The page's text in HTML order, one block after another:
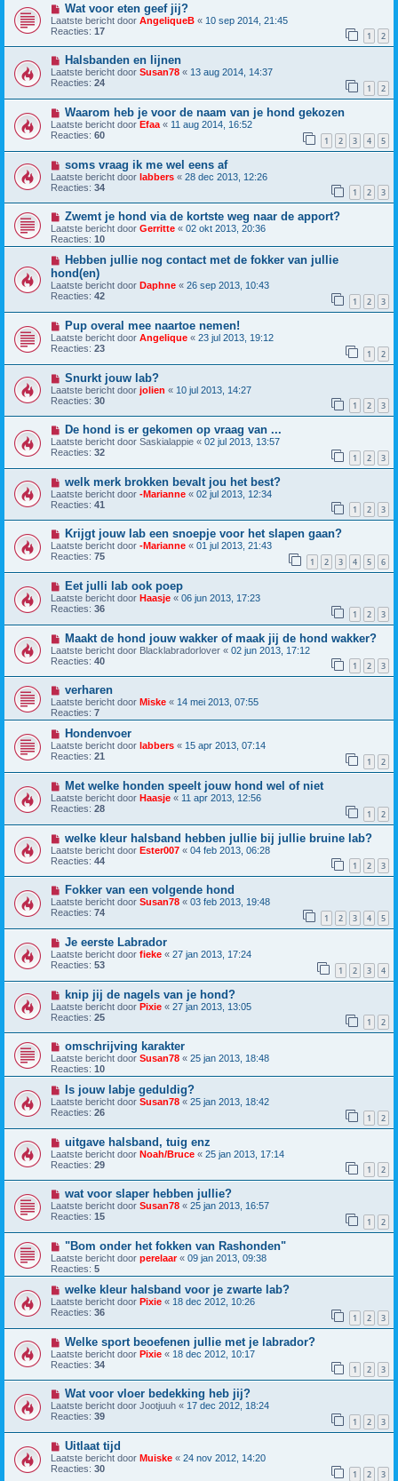
Wat voor eten geef jij?
Laatste bericht door AngeliqueB « 10 sep 2014, 21:45
Reacties: 17 1 2
Halsbanden en lijnen
Laatste bericht door Susan78 « 13 aug 2014, 14:37
Reacties: 24 1 2
Waarom heb je voor de naam van je hond gekozen
Laatste bericht door Efaa « 11 aug 2014, 16:52
Reacties: 60 1 2 3 4 5
soms vraag ik me wel eens af
Laatste bericht door labbers « 28 dec 2013, 12:26
Reacties: 34 1 2 3
Zwemt je hond via de kortste weg naar de apport?
Laatste bericht door Gerritte « 02 okt 2013, 20:36
Reacties: 10
Hebben jullie nog contact met de fokker van jullie
hond(en)
Laatste bericht door Daphne « 26 sep 2013, 10:43
Reacties: 42 1 2 3
Pup overal mee naartoe nemen!
Laatste bericht door Angelique « 23 jul 2013, 19:12
Reacties: 23 1 2
Snurkt jouw lab?
Laatste bericht door jolien « 10 jul 2013, 14:27
Reacties: 30 1 2 3
De hond is er gekomen op vraag van ...
Laatste bericht door Saskialappie « 02 jul 2013, 13:57
Reacties: 32 1 2 3
welk merk brokken bevalt jou het best?
Laatste bericht door -Marianne « 02 jul 2013, 12:34
Reacties: 41 1 2 3
Krijgt jouw lab een snoepje voor het slapen gaan?
Laatste bericht door -Marianne « 01 jul 2013, 21:43
Reacties: 75 1 2 3 4 5 6
Eet julli lab ook poep
Laatste bericht door Haasje « 06 jun 2013, 17:23
Reacties: 36 1 2 3
Maakt de hond jouw wakker of maak jij de hond wakker?
Laatste bericht door Blacklabradorlover « 02 jun 2013, 17:12
Reacties: 40 1 2 3
verharen
Laatste bericht door Miske « 14 mei 2013, 07:55
Reacties: 7
Hondenvoer
Laatste bericht door labbers « 15 apr 2013, 07:14
Reacties: 21 1 2
Met welke honden speelt jouw hond wel of niet
Laatste bericht door Haasje « 11 apr 2013, 12:56
Reacties: 28 1 2
welke kleur halsband hebben jullie bij jullie bruine lab?
Laatste bericht door Ester007 « 04 feb 2013, 06:28
Reacties: 44 1 2 3
Fokker van een volgende hond
Laatste bericht door Susan78 « 03 feb 2013, 19:48
Reacties: 74 1 2 3 4 5
Je eerste Labrador
Laatste bericht door fieke « 27 jan 2013, 17:24
Reacties: 53 1 2 3 4
knip jij de nagels van je hond?
Laatste bericht door Pixie « 27 jan 2013, 13:05
Reacties: 25 1 2
omschrijving karakter
Laatste bericht door Susan78 « 25 jan 2013, 18:48
Reacties: 10
Is jouw labje geduldig?
Laatste bericht door Susan78 « 25 jan 2013, 18:42
Reacties: 26 1 2
uitgave halsband, tuig enz
Laatste bericht door Noah/Bruce « 25 jan 2013, 17:14
Reacties: 29 1 2
wat voor slaper hebben jullie?
Laatste bericht door Susan78 « 25 jan 2013, 16:57
Reacties: 15 1 2
"Bom onder het fokken van Rashonden"
Laatste bericht door perelaar« 09 jan 2013, 09:38
Reacties: 5
welke kleur halsband voor je zwarte lab?
Laatste bericht door Pixie « 18 dec 2012, 10:26
Reacties: 36 1 2 3
Welke sport beoefenen jullie met je labrador?
Laatste bericht door Pixie « 18 dec 2012, 10:17
Reacties: 34 1 2 3
Wat voor vloer bedekking heb jij?
Laatste bericht door Jootjuuh « 17 dec 2012, 18:24
Reacties: 39 1 2 3
Uitlaat tijd
Laatste bericht door Muiske « 24 nov 2012, 14:20
Reacties: 30 1 2 3